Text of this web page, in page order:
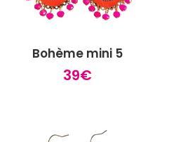
Bohème mini 5
39€